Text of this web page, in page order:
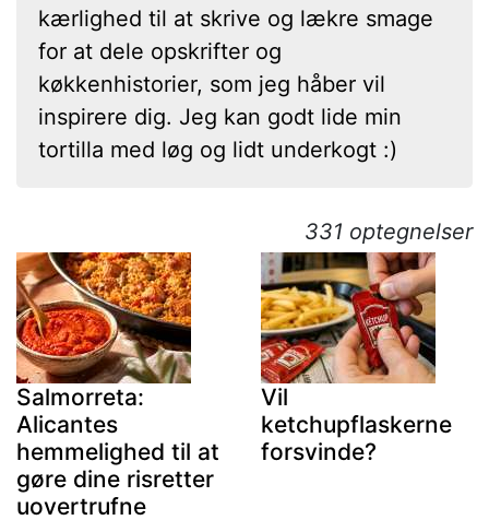
kærlighed til at skrive og lækre smage
for at dele opskrifter og
køkkenhistorier, som jeg håber vil
inspirere dig. Jeg kan godt lide min
tortilla med løg og lidt underkogt :)
331 optegnelser
Salmorreta:
Alicantes
hemmelighed til at
gøre dine risretter
uovertrufne
Vil
ketchupflaskerne
forsvinde?